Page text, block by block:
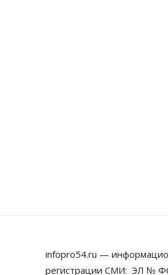
infopro54.ru —
регистрации СМИ: ЭЛ №